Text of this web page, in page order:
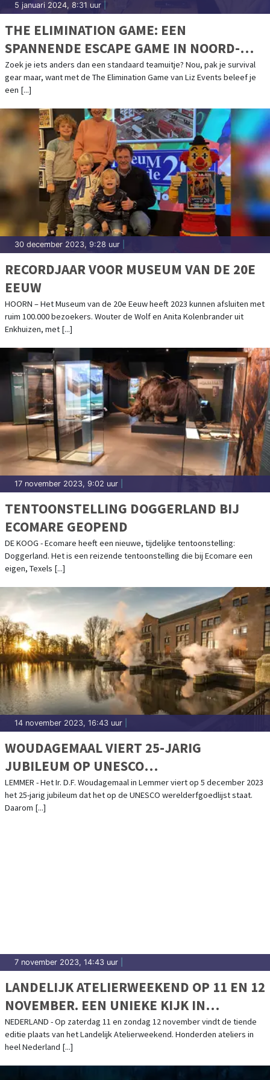
5 januari 2024, 8:31 uur
THE ELIMINATION GAME: EEN
SPANNENDE ESCAPE GAME IN NOORD-
HOLLAND
Zoek je iets anders dan een standaard teamuitje? Nou, pak je survival
gear maar, want met de The Elimination Game van Liz Events beleef je
een [...]
30 december 2023, 9:28 uur
RECORDJAAR VOOR MUSEUM VAN DE 20E
EEUW
HOORN – Het Museum van de 20e Eeuw heeft 2023 kunnen afsluiten met
ruim 100.000 bezoekers. Wouter de Wolf en Anita Kolenbrander uit
Enkhuizen, met [...]
17 november 2023, 9:02 uur
TENTOONSTELLING DOGGERLAND BIJ
ECOMARE GEOPEND
DE KOOG - Ecomare heeft een nieuwe, tijdelijke tentoonstelling:
Doggerland. Het is een reizende tentoonstelling die bij Ecomare een
eigen, Texels [...]
14 november 2023, 16:43 uur
WOUDAGEMAAL VIERT 25-JARIG
JUBILEUM OP UNESCO
WERELDERFGOEDLIJST
LEMMER - Het Ir. D.F. Woudagemaal in Lemmer viert op 5 december 2023
het 25-jarig jubileum dat het op de UNESCO werelderfgoedlijst staat.
Daarom [...]
7 november 2023, 14:43 uur
LANDELIJK ATELIERWEEKEND OP 11 EN 12
NOVEMBER. EEN UNIEKE KIJK IN
HONDERDEN ATELIERS DOOR HET HELE
LAND
NEDERLAND - Op zaterdag 11 en zondag 12 november vindt de tiende
editie plaats van het Landelijk Atelierweekend. Honderden ateliers in
heel Nederland [...]